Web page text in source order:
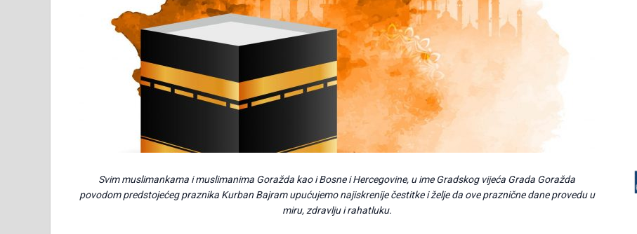
Svimmuslimankama i muslimanima Goražda kao i Bosne i Hercegovine, u ime Gradskog vijeća Grada Goražda
povodom predstojećeg praznika Kurban Bajramupućujemo najiskrenije čestitke i želje da ove praznične dane provedu u
miru, zdravlju i rahatluku.